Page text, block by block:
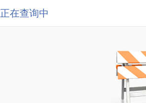
正在查询中